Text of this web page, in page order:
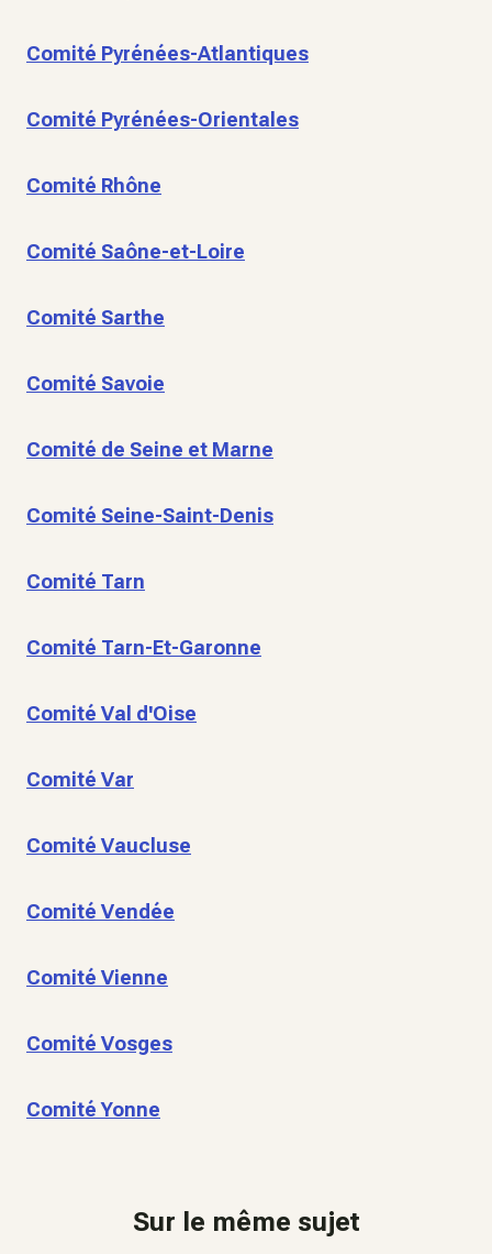
Comité Pyrénées-Atlantiques
Comité Pyrénées-Orientales
Comité Rhône
Comité Saône-et-Loire
Comité Sarthe
Comité Savoie
Comité de Seine et Marne
Comité Seine-Saint-Denis
Comité Tarn
Comité Tarn-Et-Garonne
Comité Val d'Oise
Comité Var
Comité Vaucluse
Comité Vendée
Comité Vienne
Comité Vosges
Comité Yonne
Sur le même sujet